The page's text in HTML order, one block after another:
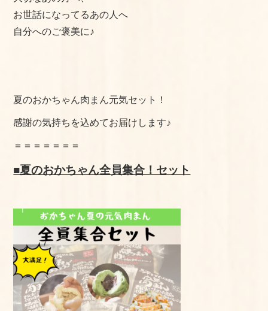
手作りキットの作り方
美味しいお召し上がり⽅
お世話になってるあの人へ
自分へのご褒美に♪
夏のおかちゃん肉まん元気セット！
感謝の気持ちを込めてお届けします♪
＝＝＝＝＝＝＝
■夏のおかちゃん全員集合！セット